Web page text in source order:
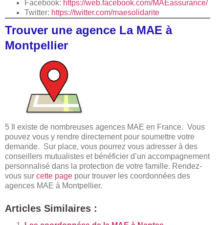
Facebook: https://web.facebook.com/MAEassurance/
Twitter: https://twitter.com/maesolidarite
Trouver une agence La MAE à
Montpellier
5 Il existe de nombreuses agences MAE en France. Vous
pouvez vous y rendre directement pour soumettre votre
demande. Sur place, vous pourrez vous adresser à des
conseillers mutualistes et bénéficier d’un accompagnement
personnalisé dans la protection de votre famille. Rendez-
vous sur cette page pour trouver les coordonnées des
agences MAE à Montpellier.
Articles Similaires :